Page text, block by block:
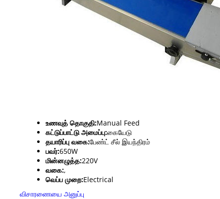
உணவுத் தொகுதி:Manual Feed
கட்டுப்பாட்டு அமைப்பு:கையேடு
தயாரிப்பு வகை:பேண்ட் சீல் இயந்திரம்
பவர்:650W
மின்னழுத்த:220V
வகை:,
வெப்ப முறை:Electrical
விசாரணையை அனுப்பு